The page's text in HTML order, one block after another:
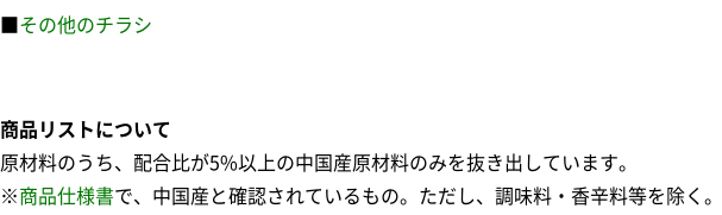
その他のチラシ
商品リストについて
原材料のうち、配合比が5%以上の中国産原材料のみを抜き出しています。
※商品仕様書で、中国産と確認されているもの。ただし、調味料・香辛料等を除く。